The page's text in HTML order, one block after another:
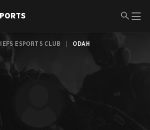
ESPORTS CLUB ODAH